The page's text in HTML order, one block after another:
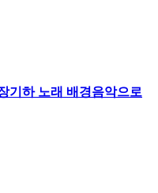
기하 노래 배경음악으로